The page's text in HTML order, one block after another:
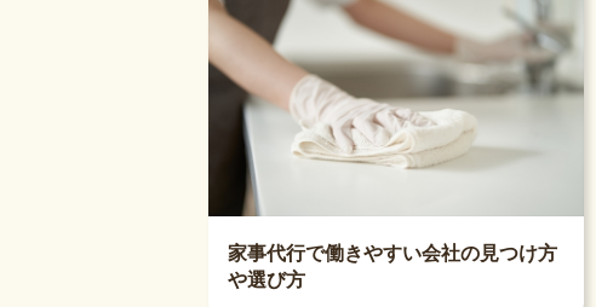
家事代行で働きやすい会社の見つけ方
や選び方